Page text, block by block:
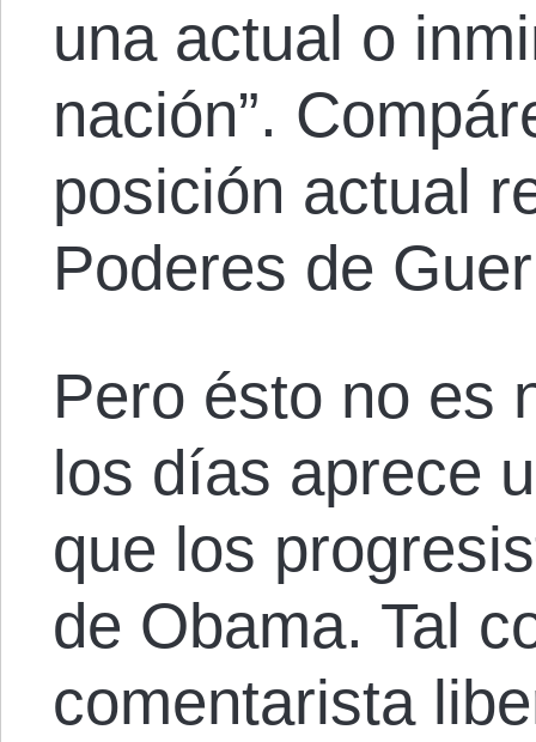
una actual o
nación”.
posición actual
Poderes de
Pero ésto no es
los días aprece
que los
de Obama. Tal
comentarista